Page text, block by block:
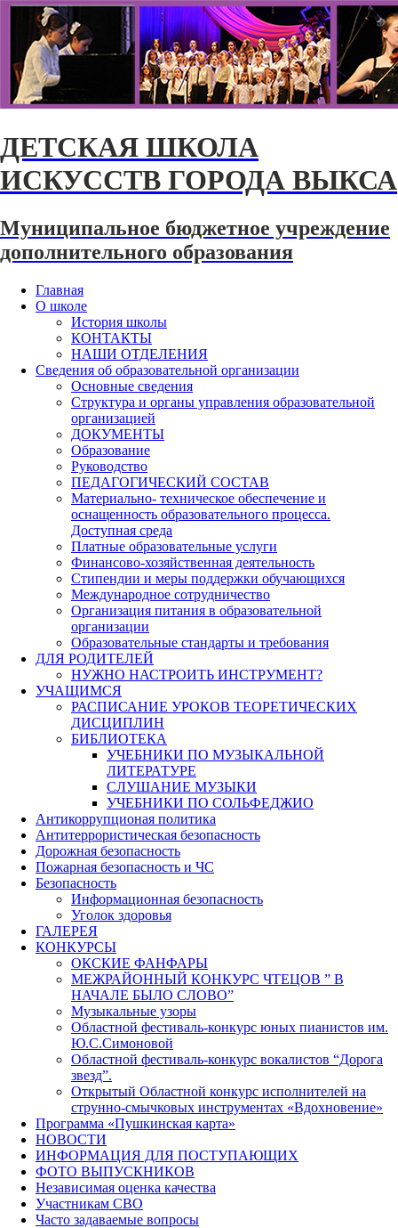
ДЕТСКАЯ ШКОЛА
ИСКУССТВ ГОРОДА ВЫКСА
Муниципальное бюджетное учреждение
дополнительного образования
Главная
О школе
История школы
КОНТАКТЫ
НАШИ ОТДЕЛЕНИЯ
Сведения об образовательной организации
Основные сведения
Структура и органы управления образовательной
организацией
ДОКУМЕНТЫ
Образование
Руководство
ПЕДАГОГИЧЕСКИЙ СОСТАВ
Материально- техническое обеспечение и
оснащенность образовательного процесса.
Доступная среда
Платные образовательные услуги
Финансово-хозяйственная деятельность
Стипендии и меры поддержки обучающихся
Международное сотрудничество
Организация питания в образовательной
организации
Образовательные стандарты и требования
ДЛЯ РОДИТЕЛЕЙ
НУЖНО НАСТРОИТЬ ИНСТРУМЕНТ?
УЧАЩИМСЯ
РАСПИСАНИЕ УРОКОВ ТЕОРЕТИЧЕСКИХ
ДИСЦИПЛИН
БИБЛИОТЕКА
УЧЕБНИКИ ПО МУЗЫКАЛЬНОЙ
ЛИТЕРАТУРЕ
СЛУШАНИЕ МУЗЫКИ
УЧЕБНИКИ ПО СОЛЬФЕДЖИО
Антикоррупционая политика
Антитеррористическая безопасность
Дорожная безопасность
Пожарная безопасность и ЧС
Безопасность
Информационная безопасность
Уголок здоровья
ГАЛЕРЕЯ
КОНКУРСЫ
ОКСКИЕ ФАНФАРЫ
МЕЖРАЙОННЫЙ КОНКУРС ЧТЕЦОВ ” В
НАЧАЛЕ БЫЛО СЛОВО”
Музыкальные узоры
Областной фестиваль-конкурс юных пианистов им.
Ю.С.Симоновой
Областной фестиваль-конкурс вокалистов “Дорога
звезд”.
Открытый Областной конкурс исполнителей на
струнно-смычковых инструментах «Вдохновение»
Программа «Пушкинская карта»
НОВОСТИ
ИНФОРМАЦИЯ ДЛЯ ПОСТУПАЮЩИХ
ФОТО ВЫПУСКНИКОВ
Независимая оценка качества
Участникам СВО
Часто задаваемые вопросы